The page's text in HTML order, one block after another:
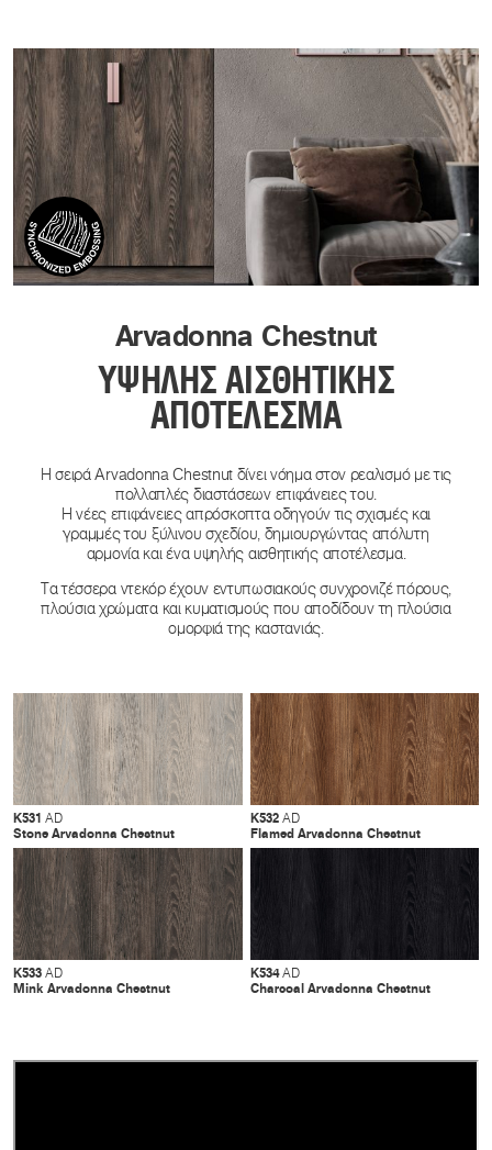
Arvadonna Chestnut
ΥΨΗΛΉΣ ΑΙΣΘΗΤΙΚΉΣ
ΑΠΟΤΈΛΕΣΜΑ
Η σειρά Arvadonna Chestnut δίνει νόημα στον ρεαλισμό με τις
πολλαπλές διαστάσεων επιφάνειες του.
Η νέες επιφάνειες απρόσκοπτα οδηγούν τις σχισμές και
γραμμές του ξύλινου σχεδίου, δημιουργώντας απόλυτη
αρμονία και ένα υψηλής αισθητικής αποτέλεσμα.
Τα τέσσερα ντεκόρ έχουν εντυπωσιακούς συνχρονιζέ πόρους,
πλούσια χρώματα και κυματισμούς που αποδίδουν τη πλούσια
ομορφιά της καστανιάς.
K531 AD
Stone Arvadonna Chestnut
K532AD
Flamed Arvadonna Chestnut
K533AD
Mink Arvadonna Chestnut
K534AD
Charcoal Arvadonna Chestnut